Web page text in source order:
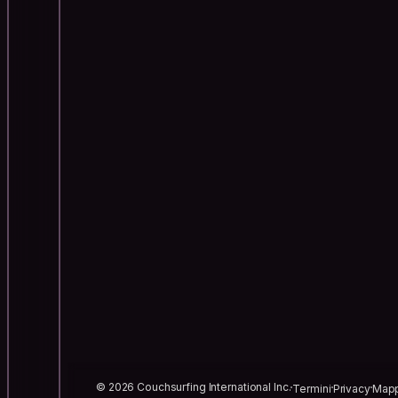
© 2026 Couchsurfing International Inc.TerminiPrivacy